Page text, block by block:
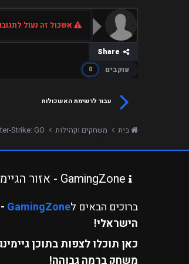
אשכול זה נעול
עוקבים
0
עבור לרשימת האשכולות
בית משחקים וקהילות Strike: GO
ברוכים הבאים לGamingZone
הישראלי!
כאן תוכלו לצפות בתוכן
משחק ברמה גבוהה!